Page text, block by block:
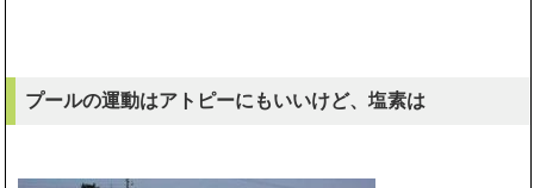
プールの運動はアトピーにもいいけど、塩素は